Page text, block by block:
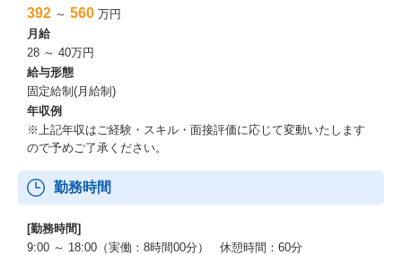
392 ～ 560 万円
月給
28 ～ 40万円
給与形態
固定給制(月給制)
年収例
※上記年収はご経験・スキル・面接評価に応じて変動いたします
ので予めご了承ください。
勤務時間
[勤務時間]
9:00 ～ 18:00（実働：8時間00分） 休憩時間：60分